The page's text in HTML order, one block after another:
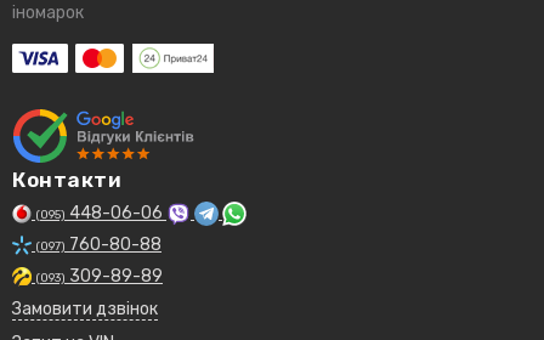
іномарок
Контакти
(095) 448-06-06
(097) 760-80-88
(093) 309-89-89
Замовити дзвінок